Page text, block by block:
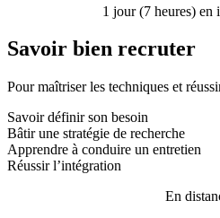
1 jour (7 heures) en
Savoir bien recruter
Pour maîtriser les techniques et
Savoir définir son besoin
Bâtir une stratégie de recherche
Apprendre à conduire un entretien
Réussir l’intégration
En